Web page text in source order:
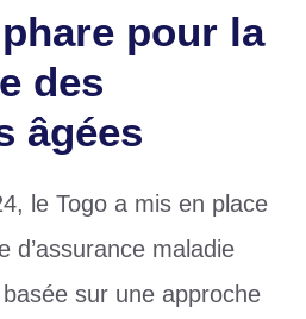
pour la
des
âgées
le Togo a mis en place
d’assurance maladie
sur une approche